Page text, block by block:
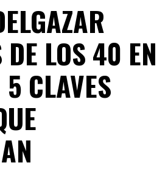
DE LOS 40 EN
CLAVES